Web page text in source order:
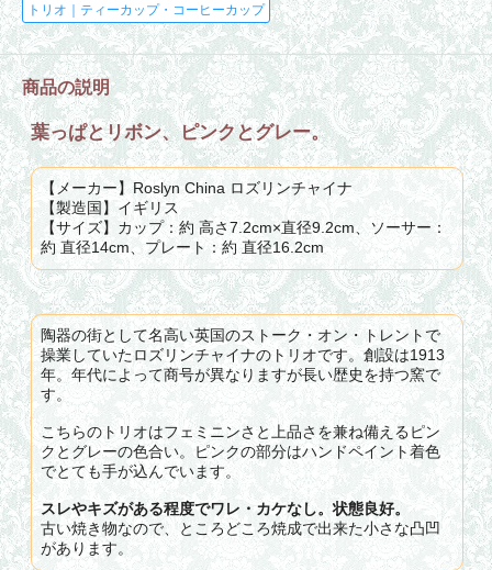
トリオ｜ティーカップ・コーヒーカップ
商品の説明
葉っぱとリボン、ピンクとグレー。
【メーカー】Roslyn China ロズリンチャイナ
【製造国】イギリス
【サイズ】カップ：約 高さ7.2cm×直径9.2cm、ソーサー：
約 直径14cm、プレート：約 直径16.2cm
陶器の街として名高い英国のストーク・オン・トレントで
操業していたロズリンチャイナのトリオです。創設は1913
年。年代によって商号が異なりますが長い歴史を持つ窯で
す。
こちらのトリオはフェミニンさと上品さを兼ね備えるピン
クとグレーの色合い。ピンクの部分はハンドペイント着色
でとても手が込んでいます。
スレやキズがある程度でワレ・カケなし。状態良好。
古い焼き物なので、ところどころ焼成で出来た小さな凸凹
があります。